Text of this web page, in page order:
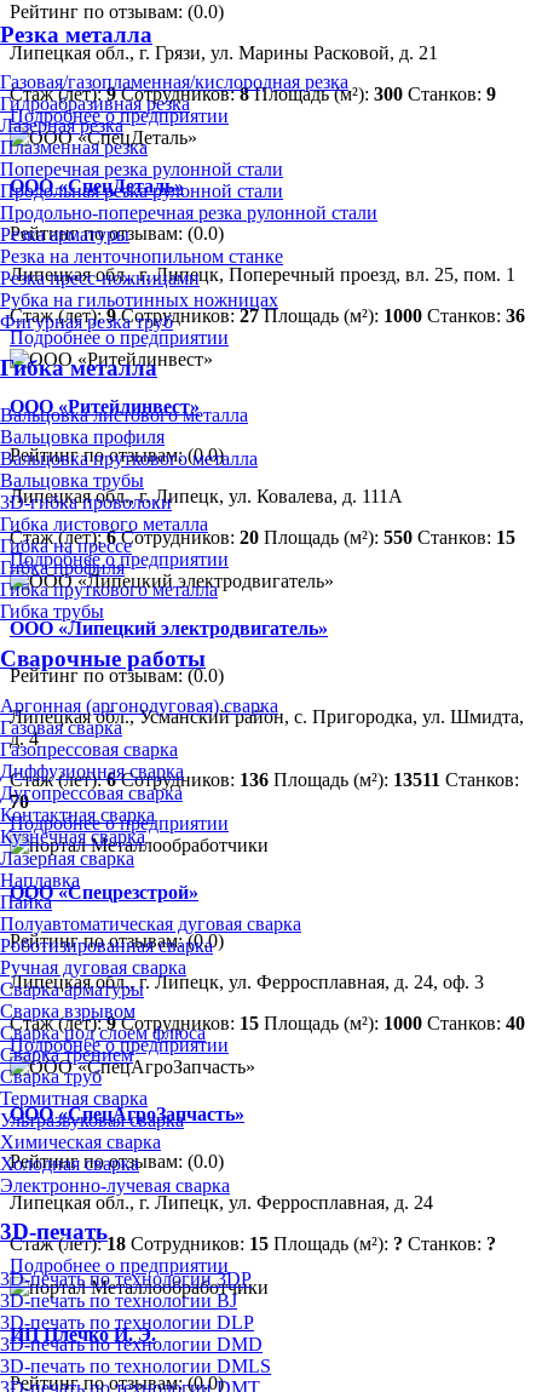
Резка металла
Газовая/газопламенная/кислородная резка
Гидроабразивная резка
Лазерная резка
Плазменная резка
Поперечная резка рулонной стали
Продольная резка рулонной стали
Продольно-поперечная резка рулонной стали
Резка арматуры
Резка на ленточнопильном станке
Резка пресс-ножницами
Рубка на гильотинных ножницах
Фигурная резка труб
Гибка металла
Вальцовка листового металла
Вальцовка профиля
Вальцовка пруткового металла
Вальцовка трубы
3D-гибка проволоки
Гибка листового металла
Гибка на прессе
Гибка профиля
Гибка пруткового металла
Гибка трубы
Сварочные работы
Аргонная (аргонодуговая) сварка
Газовая сварка
Газопрессовая сварка
Диффузионная сварка
Дугопрессовая сварка
Контактная сварка
Кузнечная сварка
Лазерная сварка
Наплавка
Пайка
Полуавтоматическая дуговая сварка
Роботизированная сварка
Ручная дуговая сварка
Сварка арматуры
Сварка взрывом
Сварка под слоем флюса
Сварка трением
Сварка труб
Термитная сварка
Ультразвуковая сварка
Химическая сварка
Холодная сварка
Электронно-лучевая сварка
3D-печать
3D-печать по технологии 3DP
3D-печать по технологии BJ
3D-печать по технологии DLP
3D-печать по технологии DMD
3D-печать по технологии DMLS
3D-печать по технологии DMT
Рейтинг по отзывам: (0.0)
Липецкая обл., г. Грязи, ул. Марины Расковой, д. 21
Стаж (лет):9 Сотрудников:8 Площадь (м²): 300 Станков: 9
Подробнее о предприятии
ООО «СпецДеталь»
Рейтинг по отзывам: (0.0)
Липецкая обл., г. Липецк, Поперечный проезд, вл. 25, пом. 1
Стаж (лет):9 Сотрудников:27 Площадь (м²): 1000 Станков: 36
Подробнее о предприятии
ООО «Ритейлинвест»
Рейтинг по отзывам:(0.0)
Липецкая обл., г. Липецк, ул. Ковалева, д. 111А
Стаж (лет):6 Сотрудников: 20 Площадь (м²): 550 Станков: 15
Подробнее о предприятии
ООО «Липецкий электродвигатель»
Рейтинг по отзывам:(0.0)
Липецкая обл., Усманский район, с. Пригородка, ул. Шмидта,
д. 4
Стаж (лет):6 Сотрудников: 136 Площадь (м²): 13511 Станков:
70
Подробнее о предприятии
ООО «Спецрезстрой»
Рейтинг по отзывам:(0.0)
Липецкая обл., г. Липецк, ул. Ферросплавная, д. 24, оф. 3
Стаж (лет):9 Сотрудников: 15 Площадь (м²): 1000 Станков: 40
Подробнее о предприятии
ООО «СпецАгроЗапчасть»
Рейтинг по отзывам: (0.0)
Липецкая обл., г. Липецк, ул. Ферросплавная, д. 24
Стаж (лет):18 Сотрудников: 15 Площадь (м²): ? Станков: ?
Подробнее о предприятии
ИП Плечко И. Э.
Рейтинг по отзывам:(0.0)